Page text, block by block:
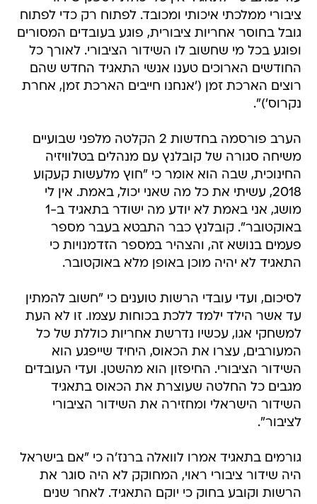
ציבורי ממלכתי איכותי ומכובד. לפתוח רק כדי לפתוח
גובל בחוסר אחריות ציבורית, פוגע בעובדים המסורים
ופוגע בכל מי שחשוב לו השידור הציבורי. לאורך כל
החודשים הארוכים טענו אנשי התאגיד החדש שהם
רוצים הארכת זמן ('אנחנו חייבים הארכת זמן, אחרת
נקרוס')".
הערב פורסמה בחדשות 2 הקלטה מלפני שבועיים
משיחה סגורה של קובלנץ עם מנהלים בטלוויזיה
החינוכית, שבה הוא אומר כי "חוץ מלעשות קעקוע
2018, עשיתי את כל מה שאני יכול, באמת. אין לי
מושג, אני באמת לא יודע מה ישודר בתאגיד ב-1
באוקטובר". קובלנץ כבר התבטא בעבר מספר
פעמים בנושא זה, והצהיר במספר הזדמנויות כי
התאגיד לא יהיה מוכן באופן מלא באוקטובר.
לסיכום, ועדי עובדי הרשות טוענים כי "חשוב להמתין
עד אשר הילד ילמד ללכת בכוחות עצמו. זו לא העת
למשחקי אגו, עכשיו נדרשת אחריות כוללת של כל
המעורבים, עצרו את הכאוס, היחיד שייפגע הוא
השידור הציבורי. החיפזון הוא מהשטן. ועדי העובדים
מגבים כל החלטה שעוצרת את הכאוס בתאגיד
השידור הישראלי ומחזירה את השידור הציבורי
לציבור".
גורמים בתאגיד אמרו לוואלה ברנז'ה כי "אם בישראל
היה שידור ציבורי ראוי, המחוקק לא היה סוגר את
הרשות וקובע בחוק כי יוקם התאגיד. לאחר שנים